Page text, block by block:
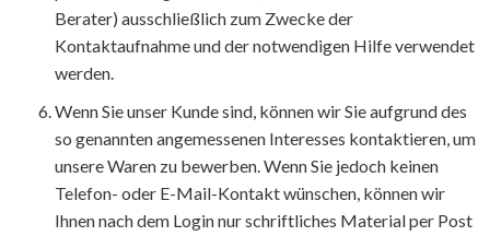
Berater) ausschließlich zum Zwecke der
Kontaktaufnahme und der notwendigen Hilfe verwendet
werden.
Wenn Sie unser Kunde sind, können wir Sie aufgrund des
so genannten angemessenen Interesses kontaktieren, um
unsere Waren zu bewerben. Wenn Sie jedoch keinen
Telefon- oder E-Mail-Kontakt wünschen, können wir
Ihnen nach dem Login nur schriftliches Material per Post